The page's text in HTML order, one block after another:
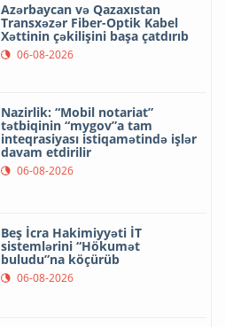
Azərbaycan və Qazaxıstan
Transxəzər Fiber-Optik Kabel
Xəttinin çəkilişini başa çatdırıb
06-08-2026
Nazirlik: “Mobil notariat”
tətbiqinin “mygov”a tam
inteqrasiyası istiqamətində işlər
davam etdirilir
06-08-2026
Beş İcra Hakimiyyəti İT
sistemlərini “Hökumət
buludu”na köçürüb
06-08-2026